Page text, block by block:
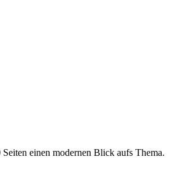
einen modernen Blick aufs Thema.